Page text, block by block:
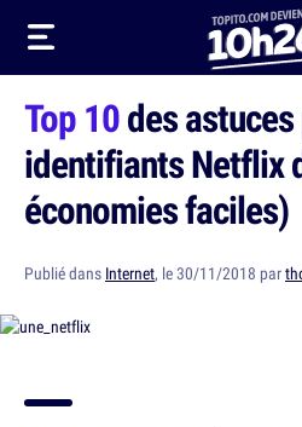
Top 10des
identifiants Netflix
économies faciles)
Publié dans Internet, le 30/11/2018 par